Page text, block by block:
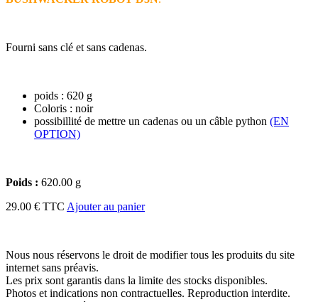
Fourni sans clé et sans cadenas.
poids : 620 g
Coloris : noir
possibillité de mettre un cadenas ou un câble python (EN
OPTION)
Poids : 620.00 g
29.00 € TTC Ajouter au panier
Nous nous réservons le droit de modifier tous les produits du site
internet sans préavis.
Les prix sont garantis dans la limite des stocks disponibles.
Photos et indications non contractuelles. Reproduction interdite.